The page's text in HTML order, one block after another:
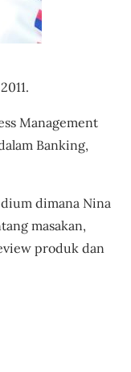
Management
Banking,
dimana Nina
masakan,
produk dan